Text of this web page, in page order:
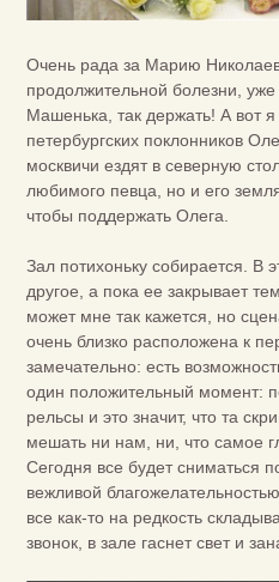
Очень рада за Марию
продолжительной болезни,
Машенька, так держать! А вот
петербургских поклонников
москвичи ездят в северную
любимого певца, но и его
чтобы поддержать Олега.
Зал потихоньку собирается. В
другое, а пока ее закрывает
может мне так кажется, но
очень близко расположена к
замечательно: есть
один положительный момент:
рельсы и это значит, что та
мешать ни нам, ни, что самое
Сегодня все будет сниматься
вежливой
все как-то на редкость
звонок, в зале гаснет свет и